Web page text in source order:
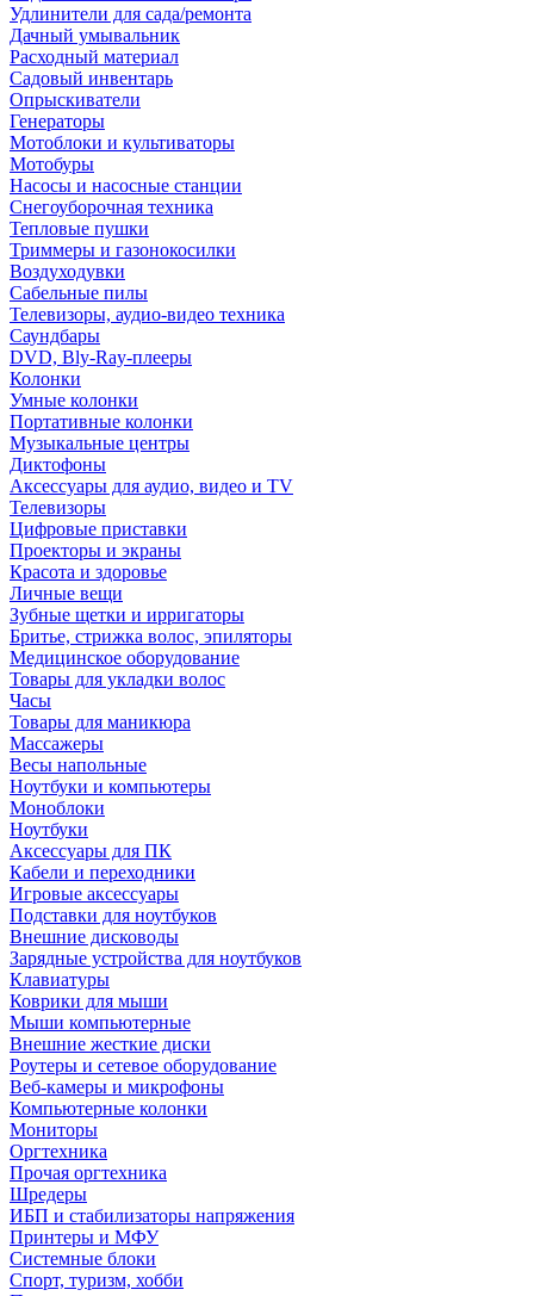
Удлинители для сада/ремонта
Дачный умывальник
Расходный материал
Садовый инвентарь
Опрыскиватели
Генераторы
Мотоблоки и культиваторы
Мотобуры
Насосы и насосные станции
Снегоуборочная техника
Тепловые пушки
Триммеры и газонокосилки
Воздуходувки
Сабельные пилы
Телевизоры, аудио-видео техника
Саундбары
DVD, Bly-Ray-плееры
Колонки
Умные колонки
Портативные колонки
Музыкальные центры
Диктофоны
Аксессуары для аудио, видео и TV
Телевизоры
Цифровые приставки
Проекторы и экраны
Красота и здоровье
Личные вещи
Зубные щетки и ирригаторы
Бритье, стрижка волос, эпиляторы
Медицинское оборудование
Товары для укладки волос
Часы
Товары для маникюра
Массажеры
Весы напольные
Ноутбуки и компьютеры
Моноблоки
Ноутбуки
Аксессуары для ПК
Кабели и переходники
Игровые аксессуары
Подставки для ноутбуков
Внешние дисководы
Зарядные устройства для ноутбуков
Клавиатуры
Коврики для мыши
Мыши компьютерные
Внешние жесткие диски
Роутеры и сетевое оборудование
Веб-камеры и микрофоны
Компьютерные колонки
Мониторы
Оргтехника
Прочая оргтехника
Шредеры
ИБП и стабилизаторы напряжения
Принтеры и МФУ
Системные блоки
Спорт, туризм, хобби